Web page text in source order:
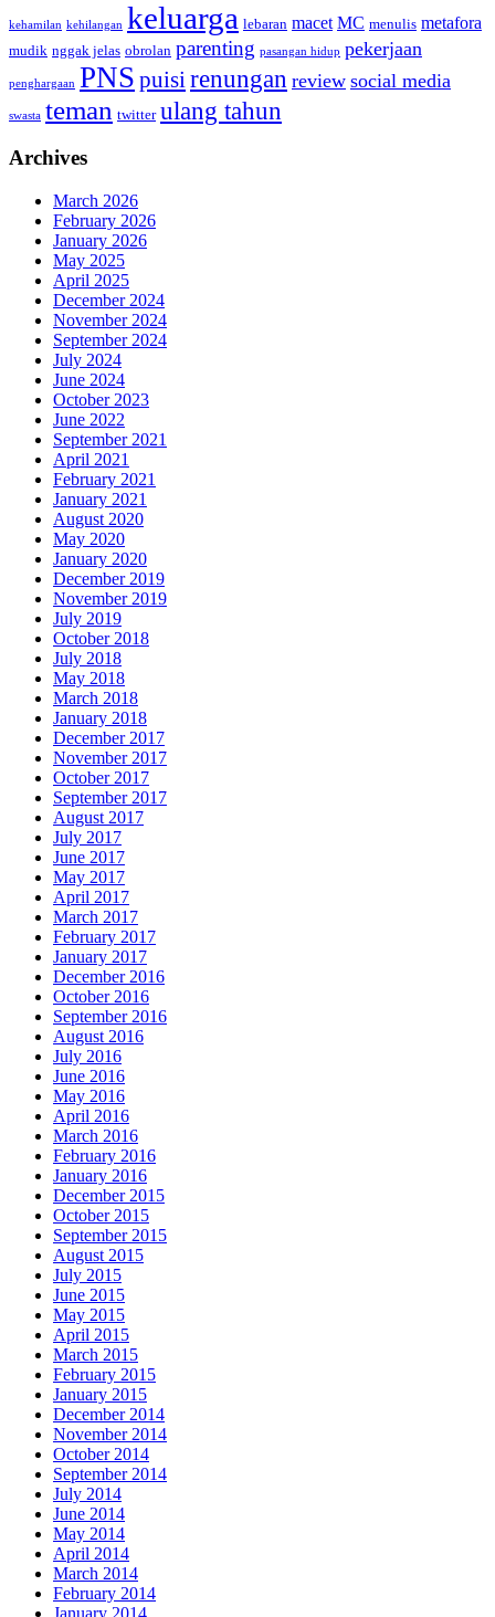
kehamilan kehilangan keluarga lebaran macet MC menulis metafora
mudik nggak jelas obrolan parenting pasangan hidup pekerjaan
penghargaan PNS puisi renungan review social media
swasta teman twitter ulang tahun
Archives
March 2026
February 2026
January 2026
May 2025
April 2025
December 2024
November 2024
September 2024
July 2024
June 2024
October 2023
June 2022
September 2021
April 2021
February 2021
January 2021
August 2020
May 2020
January 2020
December 2019
November 2019
July 2019
October 2018
July 2018
May 2018
March 2018
January 2018
December 2017
November 2017
October 2017
September 2017
August 2017
July 2017
June 2017
May 2017
April 2017
March 2017
February 2017
January 2017
December 2016
October 2016
September 2016
August 2016
July 2016
June 2016
May 2016
April 2016
March 2016
February 2016
January 2016
December 2015
October 2015
September 2015
August 2015
July 2015
June 2015
May 2015
April 2015
March 2015
February 2015
January 2015
December 2014
November 2014
October 2014
September 2014
July 2014
June 2014
May 2014
April 2014
March 2014
February 2014